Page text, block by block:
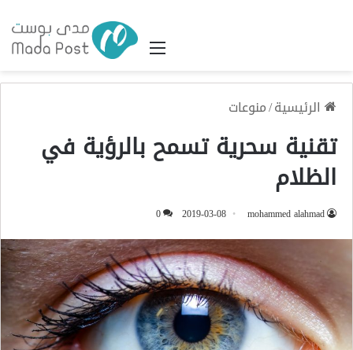
القائمة
الرئيسية/منوعات
تقنية سحرية تسمح بالرؤية في
الظلام
mohammed alahmad
2019-03-08
0